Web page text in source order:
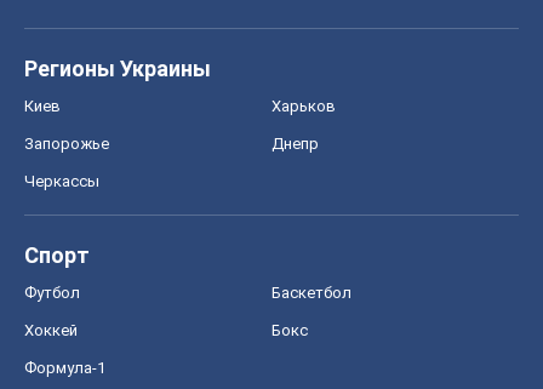
Регионы Украины
Киев Харьков
Запорожье Днепр
Черкассы
Спорт
Футбол Баскетбол
Хоккей Бокс
Формула-1